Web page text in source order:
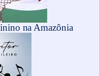
na Amazônia